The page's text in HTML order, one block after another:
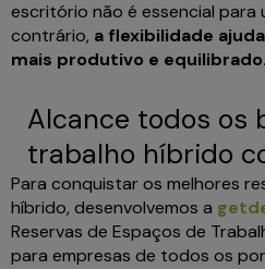
escritório não é essencial para
contrário, a flexibilidade
mais produtivo e equilibrado.
Alcance todos os
trabalho híbrido
Para conquistar os melhores
híbrido, desenvolvemos a
Reservas de Espaços de
para empresas de todos os